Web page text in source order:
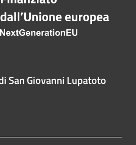
San Giovanni Lupatoto